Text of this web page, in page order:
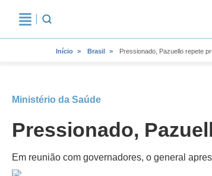
Início Brasil Pressionado, Pazuello repete
Ministério da Saúde
Pressionado,
Em reunião com governadores, o general